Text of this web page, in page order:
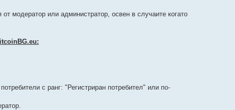
модератор или администратор, освен в случаите когато
с ранг: "Регистриран потребител" или по-